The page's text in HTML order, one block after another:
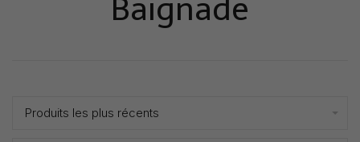
Baignade
Produits les plus récents